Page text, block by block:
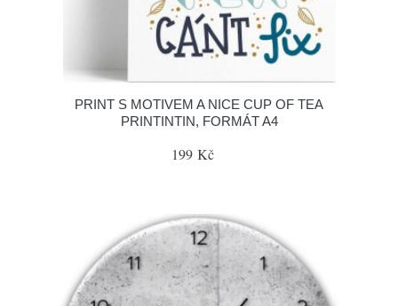
PRINT S MOTIVEM A NICE CUP OF TEA
PRINTINTIN, FORMÁT A4
199 Kč